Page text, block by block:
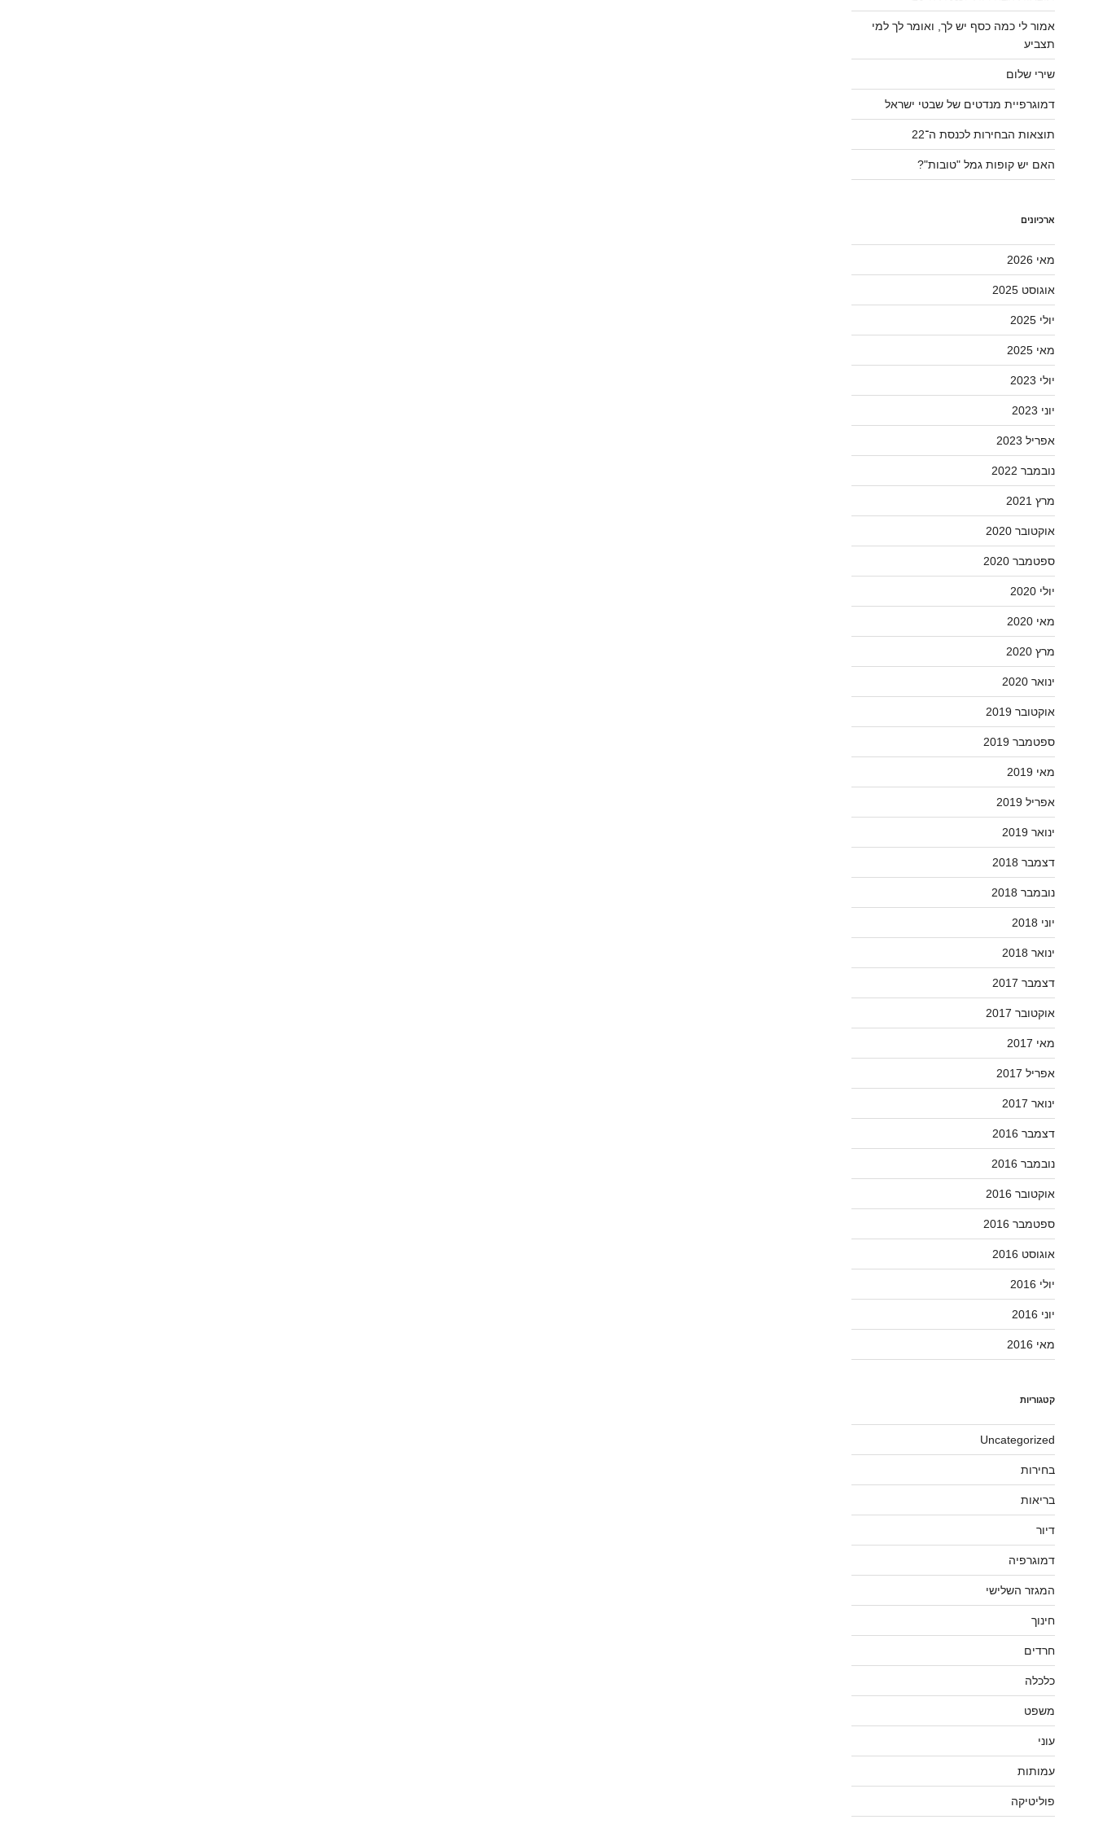
אמור לי כמה כסף יש לך, ואומר לך למי
תצביע
שירי שלום
דמוגרפיית מנדטים של שבטי ישראל
תוצאות הבחירות לכנסת ה־22
האם יש קופות גמל "טובות"?
ארכיונים
מאי 2026
אוגוסט 2025
יולי 2025
מאי 2025
יולי 2023
יוני 2023
אפריל 2023
נובמבר 2022
מרץ 2021
אוקטובר 2020
ספטמבר 2020
יולי 2020
מאי 2020
מרץ 2020
ינואר 2020
אוקטובר 2019
ספטמבר 2019
מאי 2019
אפריל 2019
ינואר 2019
דצמבר 2018
נובמבר 2018
יוני 2018
ינואר 2018
דצמבר 2017
אוקטובר 2017
מאי 2017
אפריל 2017
ינואר 2017
דצמבר 2016
נובמבר 2016
אוקטובר 2016
ספטמבר 2016
אוגוסט 2016
יולי 2016
יוני 2016
מאי 2016
קטגוריות
Uncategorized
בחירות
בריאות
דיור
דמוגרפיה
המגזר השלישי
חינוך
חרדים
כלכלה
משפט
עוני
עמותות
פוליטיקה